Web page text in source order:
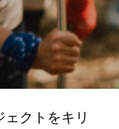
クトをキリ